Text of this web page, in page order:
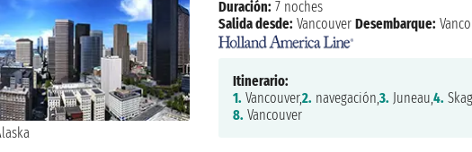
Duración: 7 noches
Salida desde: Vancouver Desembarque:
Itinerario:
1. Vancouver,2. navegación,3. Juneau,4.
8. Vancouver